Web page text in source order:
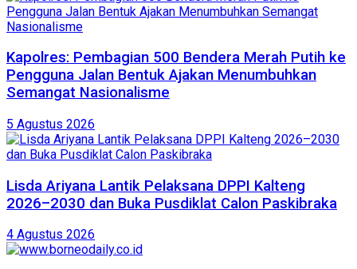
Kapolres: Pembagian 500 Bendera Merah Putih ke
Pengguna Jalan Bentuk Ajakan Menumbuhkan
Semangat Nasionalisme
5 Agustus 2026
Lisda Ariyana Lantik Pelaksana DPPI Kalteng
2026–2030 dan Buka Pusdiklat Calon Paskibraka
4 Agustus 2026